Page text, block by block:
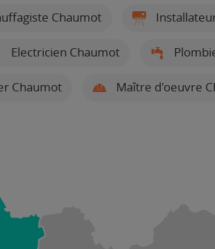
Chaumot
Electricien Chaumot
Chaumot Maître d'oeuvre